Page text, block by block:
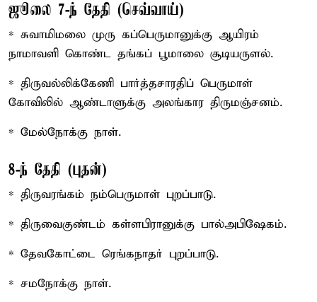
ஜூலை 7-ந் தேதி (செவ்வாய்)
* சுவாமிமலை முரு கப்பெருமானுக்கு ஆயிரம்
நாமாவளி கொண்ட தங்கப் பூமாலை சூடியருளல்.
* திருவல்லிக்கேணி பார்த்தசாரதிப் பெருமாள்
கோவிலில் ஆண்டாளுக்கு அலங்கார திருமஞ்சனம்.
* மேல்நோக்கு நாள்.
8-ந் தேதி (புதன்)
* திருவரங்கம் நம்பெருமாள் புறப்பாடு.
* திருவைகுண்டம் கள்ளபிரானுக்கு பால்அபிஷேகம்.
* தேவகோட்டை ரெங்கநாதர் புறப்பாடு.
* சமநோக்கு நாள்.